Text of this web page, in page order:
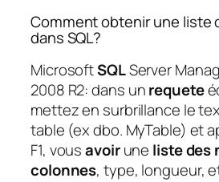
Comment obtenir une liste
dans SQL?
MicrosoftSQLServer
2008 R2: dans unrequete
mettez en surbrillance le
table (ex dbo. MyTable) et
F1, vousavoirune liste des
colonnes, type, longueur,